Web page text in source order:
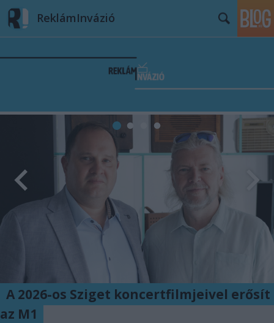
ReklámInvázió
A 2026-os Sziget koncertfilmjeivel erősít
az M1